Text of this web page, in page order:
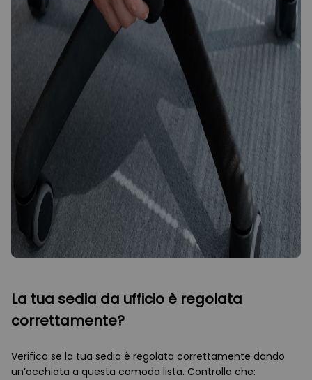
La tua sedia da ufficio è regolata
correttamente?
Verifica se la tua sedia è regolata correttamente dando
un’occhiata a questa comoda lista. Controlla che: